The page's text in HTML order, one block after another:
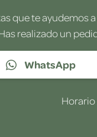
que te ayudemos
realizado un
WhatsApp
Horario